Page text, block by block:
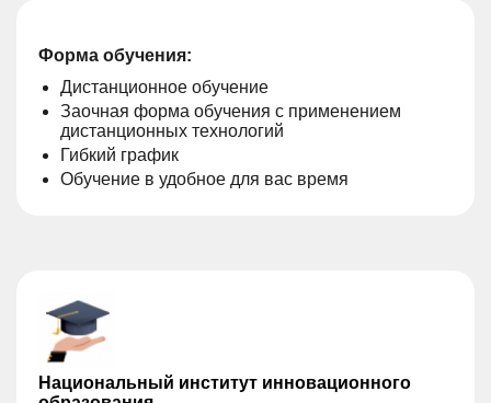
Форма обучения:
Дистанционное обучение
Заочная форма обучения с применением
дистанционных технологий
Гибкий график
Обучение в удобное для вас время
Национальный институт инновационного